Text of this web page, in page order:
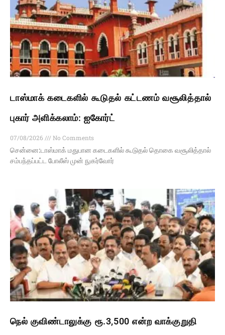
டாஸ்மாக் கடைகளில் கூடுதல் கட்டணம் வசூலித்தால்
புகார் அளிக்கலாம்: ஐகோர்ட்
07/08/2026
No Comments
சென்னை:டாஸ்மாக் மதுபான கடைகளில் கூடுதல் தொகை வசூலித்தால்
சம்பந்தப்பட்ட போலீஸ் முன் நுகர்வோர்
நெல் குவிண்டாலுக்கு ரூ.3,500 என்ற வாக்குறுதி